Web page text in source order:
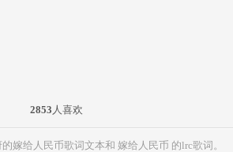
2853 人喜欢
嫁给人民币歌词文本和 嫁给人民币 的lrc歌词。